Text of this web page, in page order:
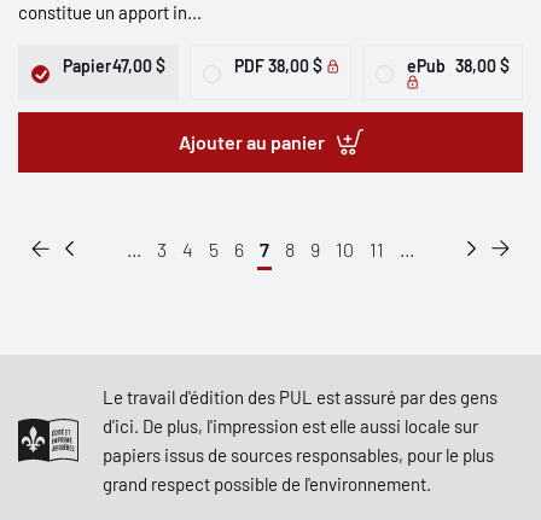
constitue un apport in...
Papier47,00 $ PDF 38,00 $ ePub 38,00 $
Ajouter au panier
... 3 4 5 6 7 8 9 10 11 ...
Le travail d'édition des PUL est assuré par des gens
d'ici. De plus, l'impression est elle aussi locale sur
papiers issus de sources responsables, pour le plus
grand respect possible de l'environnement.